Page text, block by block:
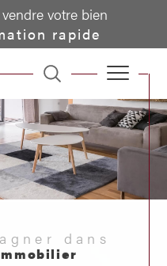
votre bien
rapide
dans